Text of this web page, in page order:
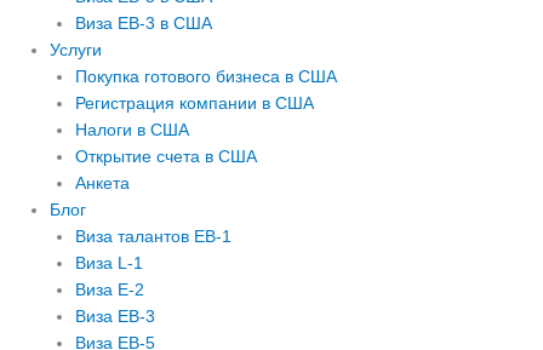
Виза EB-3 в США
Услуги
Покупка готового бизнеса в США
Регистрация компании в США
Налоги в США
Открытие счета в США
Анкета
Блог
Виза талантов EB-1
Виза L-1
Виза E-2
Виза EB-3
Виза EB-5